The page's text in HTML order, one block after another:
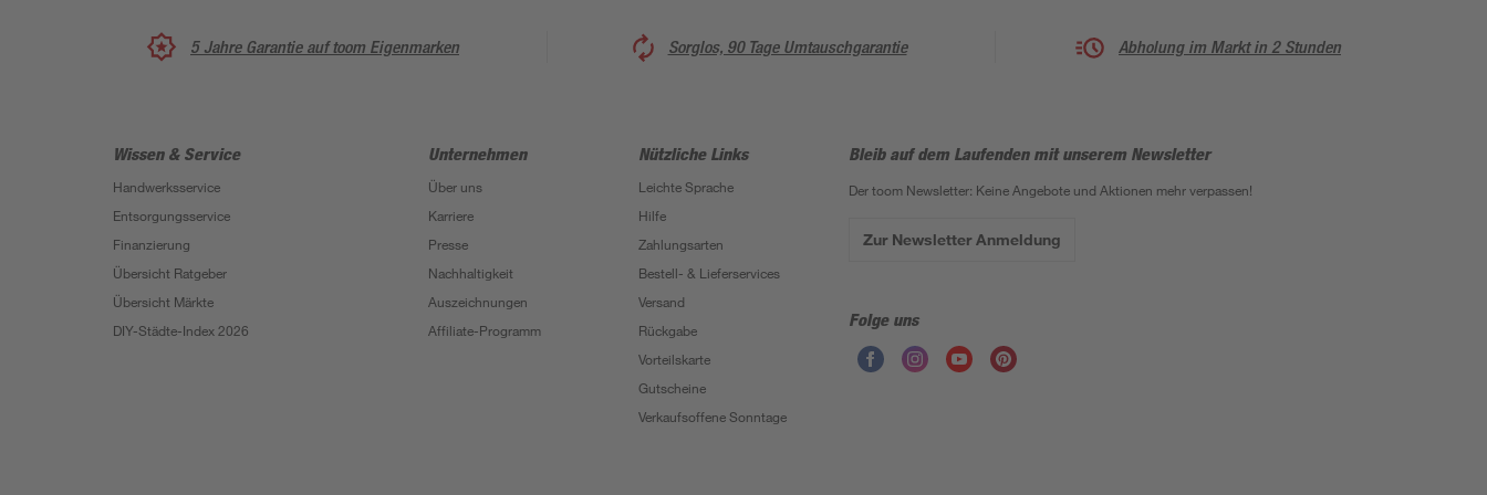
5 Jahre Garantie auf toom Eigenmarken Sorglos, 90 Tage Umtauschgarantie Abholung im Markt in 2 Stunden
Wissen & Service
Handwerksservice
Entsorgungsservice
Finanzierung
Übersicht Ratgeber
Übersicht Märkte
DIY-Städte-Index 2026
Unternehmen
Über uns
Karriere
Presse
Nachhaltigkeit
Auszeichnungen
Affiliate-Programm
Nützliche Links
Leichte Sprache
Hilfe
Zahlungsarten
Bestell- & Lieferservices
Versand
Rückgabe
Vorteilskarte
Gutscheine
Verkaufsoffene Sonntage
Bleib auf dem Laufenden mit unserem Newsletter
Der toom Newsletter: Keine Angebote und Aktionen mehr verpassen!
Zur Newsletter Anmeldung
Folge uns